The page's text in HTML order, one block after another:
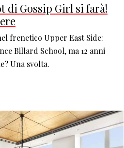
di Gossip Girl si farà!
frenetico Upper East Side:
Billard School, ma 12 anni
Una svolta.